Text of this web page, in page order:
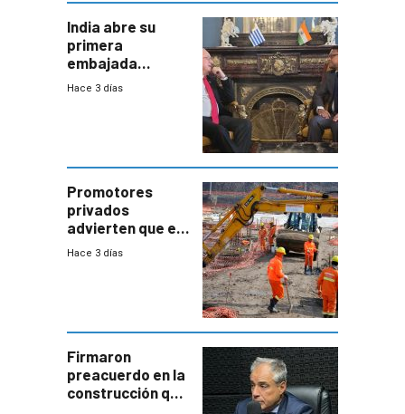
India abre su
primera
embajada
residente en
enorme
potencial
Hace 3 días
Promotores
privados
advierten que el
nuevo convenio
a revisar
proyectos
Hace 3 días
Firmaron
preacuerdo en la
construcción que